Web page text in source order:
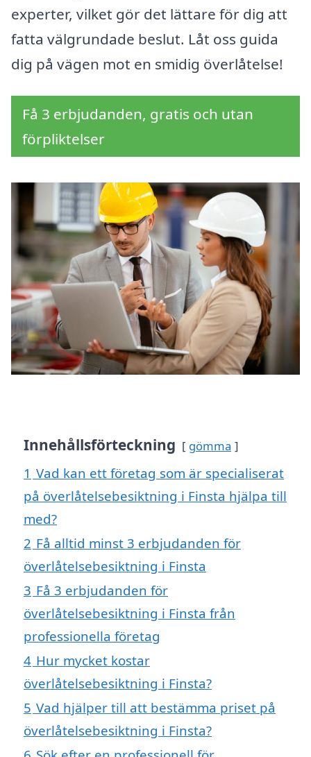
experter, vilket gör det lättare för dig att
fatta välgrundade beslut. Låt oss guida
dig på vägen mot en smidig överlåtelse!
Få 3 erbjudanden, gratis och utan
förpliktelser
Innehållsförteckning gömma
1 Vad kan ett företag som är specialiserat
på överlåtelsebesiktning i Finsta hjälpa till
med?
2 Få alltid minst 3 erbjudanden för
överlåtelsebesiktning i Finsta
3 Få 3 erbjudanden för
överlåtelsebesiktning i Finsta från
professionella företag
4 Hur mycket kostar
överlåtelsebesiktning i Finsta?
5 Vad hjälper till att bestämma priset på
överlåtelsebesiktning i Finsta?